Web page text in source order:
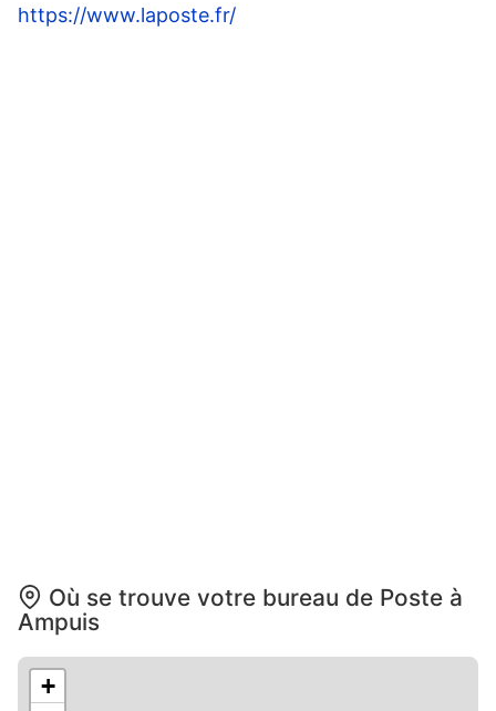
https://www.laposte.fr/
Où se trouve votre bureau de Poste à
Ampuis
+